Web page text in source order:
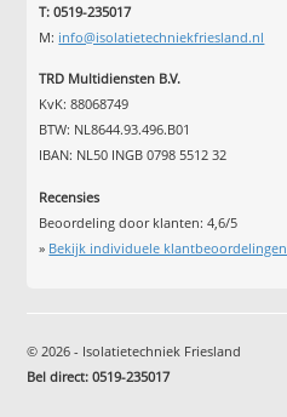
T: 0519-235017
M: info@isolatietechniekfriesland.nl
TRD Multidiensten B.V.
KvK: 88068749
BTW: NL8644.93.496.B01
IBAN: NL50 INGB 0798 5512 32
Recensies
Beoordeling door klanten:4,6/5
» Bekijk individuele klantbeoordelingen
© 2026 - Isolatietechniek Friesland
Bel direct: 0519-235017